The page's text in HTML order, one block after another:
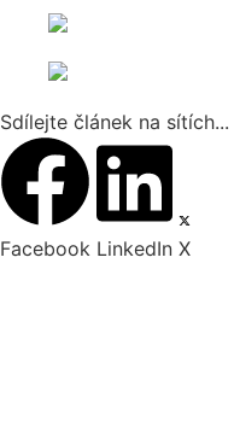
Sdílejte článek na sítích...
Facebook LinkedIn X